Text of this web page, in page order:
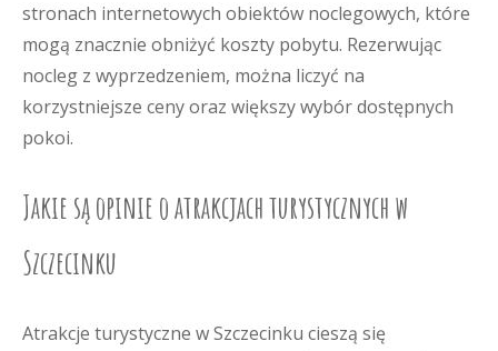
stronach internetowych obiektów noclegowych, które
mogą znacznie obniżyć koszty pobytu. Rezerwując
nocleg z wyprzedzeniem, można liczyć na
korzystniejsze ceny oraz większy wybór dostępnych
pokoi.
Jakie są opinie o atrakcjach turystycznych w
Szczecinku
Atrakcje turystyczne w Szczecinku cieszą się